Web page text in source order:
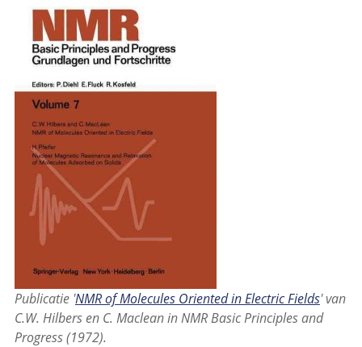
Publicatie 'NMR of Molecules Oriented in Electric Fields' van
C.W. Hilbers en C. Maclean in NMR Basic Principles and
Progress (1972).